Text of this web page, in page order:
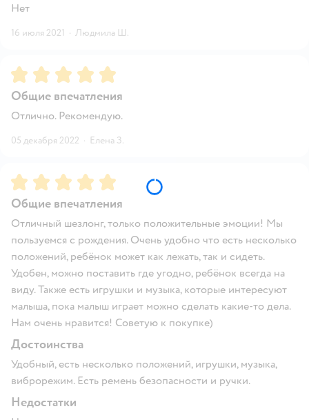
Нет
16 июля 2021 · Людмила Ш.
Рейтинг:5
Общие впечатления
Отлично. Рекомендую.
05 декабря 2022 · Елена З.
Рейтинг:5
Общие впечатления
Отличный шезлонг, только положительные эмоции! Мы
пользуемся с рождения. Очень удобно что есть несколько
положений, ребёнок может как лежать, так и сидеть.
Удобен, можно поставить где угодно, ребёнок всегда на
виду. Также есть игрушки и музыка, которые интересуют
малыша, пока малыш играет можно сделать какие-то дела.
Нам очень нравится! Советую к покупке)
Достоинства
Удобный, есть несколько положений, игрушки, музыка,
виброрежим. Есть ремень безопасности и ручки.
Недостатки